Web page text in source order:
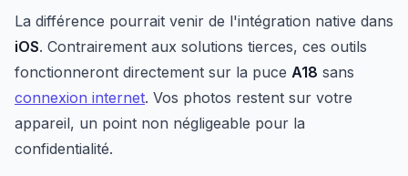
La différence pourrait venir de l'intégration native dans
iOS. Contrairement aux solutions tierces, ces outils
fonctionneront directement sur la puce A18 sans
connexion internet. Vos photos restent sur votre
appareil, un point non négligeable pour la
confidentialité.